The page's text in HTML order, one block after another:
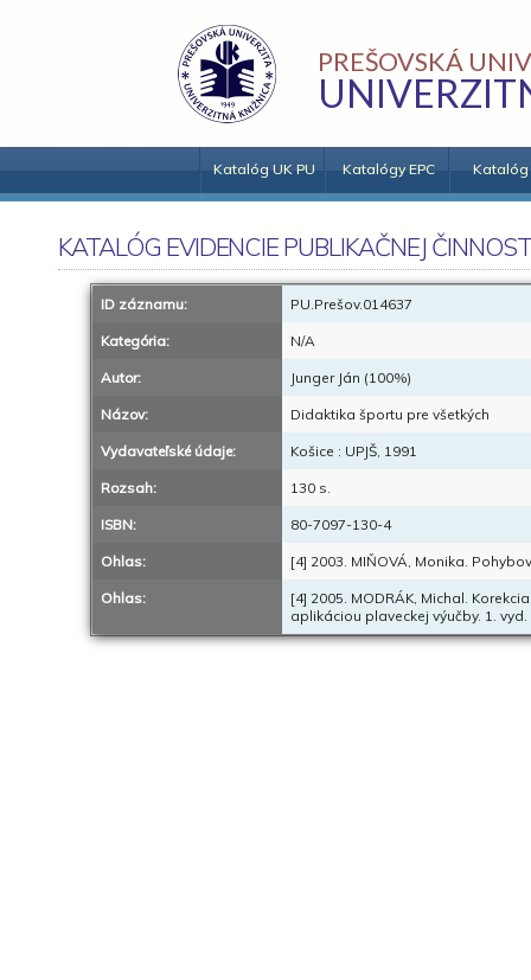
PREŠOVSKÁ
Katalóg UK PU Katalógy EPC Katalóg
KATALÓG EVIDENCIE PUBLIKAČNEJ
ID záznamu: PU.Prešov.014637
Kategória: N/A
Autor: Junger Ján (100%)
Názov: Didaktika športu pre všetkých
Vydavateľské údaje: Košice : UPJŠ, 1991
Rozsah: 130 s.
ISBN: 80-7097-130-4
Ohlas: [4] 2003. MIŇOVÁ, Monika.
Ohlas:
[4] 2005. MODRÁK, Michal.
aplikáciou plaveckej výučby. 1.